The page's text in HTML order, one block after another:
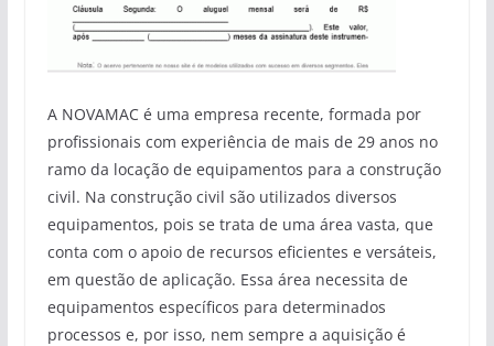
A NOVAMAC é uma empresa recente, formada por
profissionais com experiência de mais de 29 anos no
ramo da locação de equipamentos para a construção
civil. Na construção civil são utilizados diversos
equipamentos, pois se trata de uma área vasta, que
conta com o apoio de recursos eficientes e versáteis,
em questão de aplicação. Essa área necessita de
equipamentos específicos para determinados
processos e, por isso, nem sempre a aquisição é